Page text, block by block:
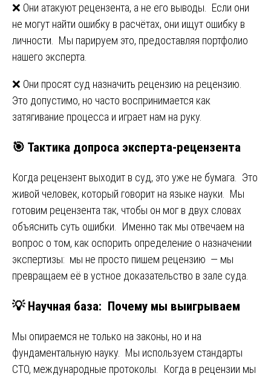
❌ Они атакуют рецензента, а не его выводы. Если они
не могут найти ошибку в расчётах, они ищут ошибку в
личности. Мы парируем это, предоставляя портфолио
нашего эксперта.
❌ Они просят суд назначить рецензию на рецензию.
Это допустимо, но часто воспринимается как
затягивание процесса и играет нам на руку.
🎯 Тактика допроса эксперта-рецензента
Когда рецензент выходит в суд, это уже не бумага. Это
живой человек, который говорит на языке науки. Мы
готовим рецензента так, чтобы он мог в двух словах
объяснить суть ошибки. Именно так мы отвечаем на
вопрос о том, как оспорить определение о назначении
экспертизы: мы не просто пишем рецензию — мы
превращаем её в устное доказательство в зале суда.
💡 Научная база: Почему мы выигрываем
Мы опираемся не только на законы, но и на
фундаментальную науку. Мы используем стандарты
СТО, международные протоколы. Когда в рецензии мы